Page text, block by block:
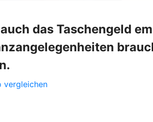
das Taschengeld
vergleichen